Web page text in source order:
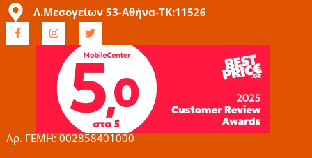
Λ.Μεσογείων 53-Αθήνα-ΤΚ:11526
F
a
c
I
n
s
g
r
a
m
T
w
t
t
e
r
Αρ. ΓΕΜΗ: 002858401000